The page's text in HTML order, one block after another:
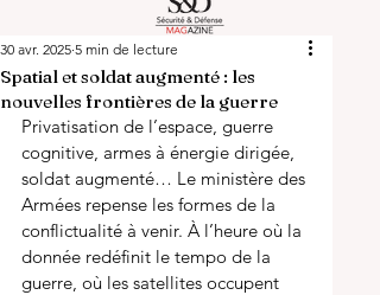
Spatial et soldat augmenté : les
nouvelles frontières de la guerre
30 avr. 2025 5 min de lecture
Privatisation de l’espace, guerre
cognitive, armes à énergie dirigée,
soldat augmenté… Le ministère des
Armées repense les formes de la
conflictualité à venir. À l’heure où la
donnée redéfinit le tempo de la
guerre, où les satellites occupent